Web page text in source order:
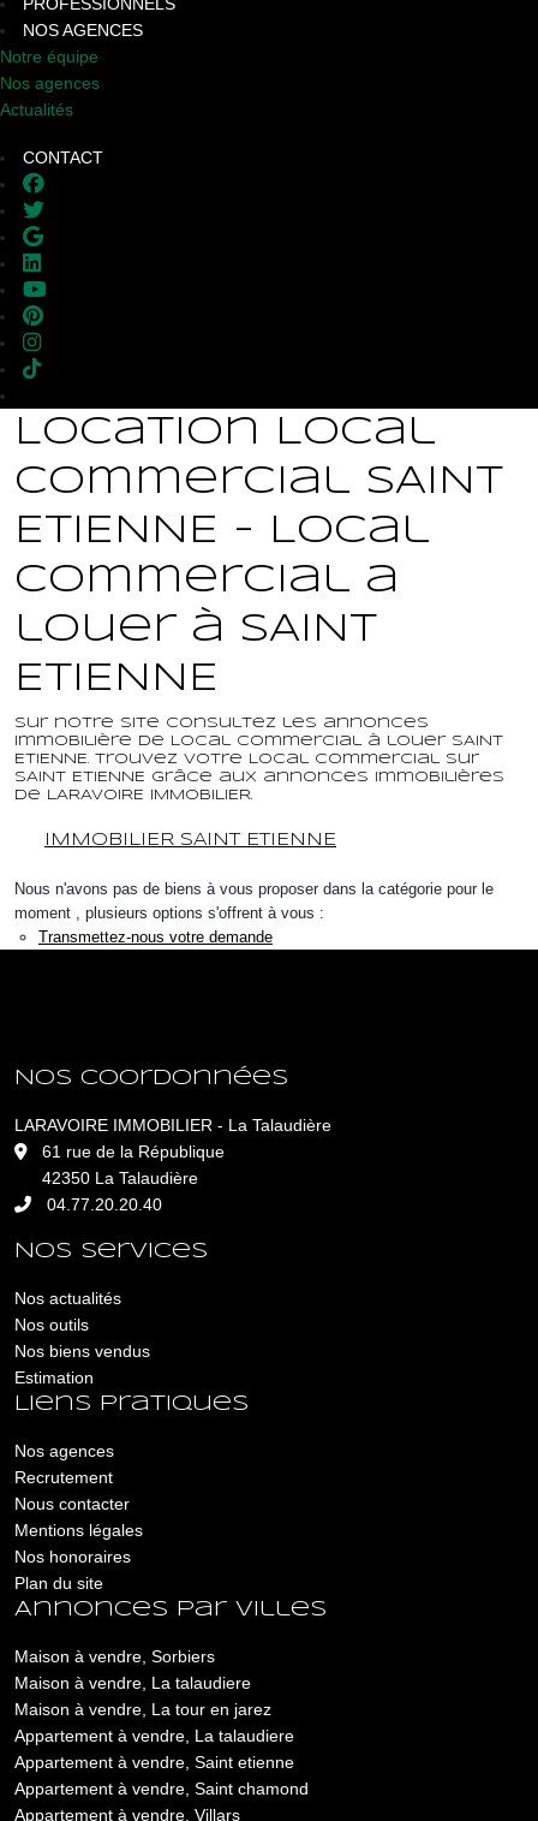
PROFESSIONNELS
NOS AGENCES
Notre équipe
Nos agences
Actualités
CONTACT
Location Local
commercial SAINT
ETIENNE - Local
commercial a
louer à SAINT
ETIENNE
Sur notre site consultez les annonces
immobilière de Local commercial à louer SAINT
ETIENNE. Trouvez votre Local commercial sur
SAINT ETIENNE grâce aux annonces immobilières
de LARAVOIRE IMMOBILIER.
IMMOBILIER SAINT ETIENNE
Nous n'avons pas de biens à vous proposer dans la catégorie pour le
moment , plusieurs options s'offrent à vous :
Transmettez-nous votre demande
Nos coordonnées
LARAVOIRE IMMOBILIER - La Talaudière
61 rue de la République
42350 La Talaudière
04.77.20.20.40
Nos services
Nos actualités
Nos outils
Nos biens vendus
Estimation
Liens pratiques
Nos agences
Recrutement
Nous contacter
Mentions légales
Nos honoraires
Plan du site
Annonces par villes
Maison à vendre, Sorbiers
Maison à vendre, La talaudiere
Maison à vendre, La tour en jarez
Appartement à vendre, La talaudiere
Appartement à vendre, Saint etienne
Appartement à vendre, Saint chamond
Appartement à vendre, Villars